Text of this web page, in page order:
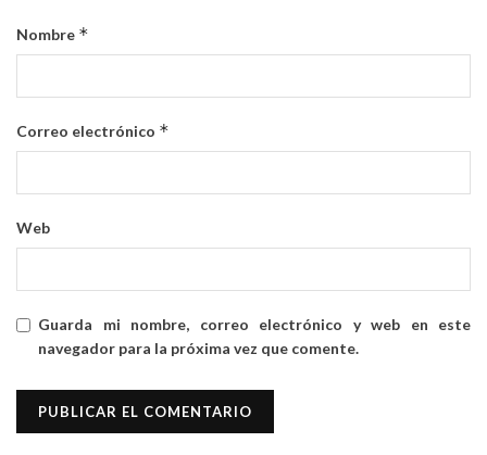
Nombre *
Correo electrónico *
Web
Guarda mi nombre, correo electrónico y web en este
navegador para la próxima vez que comente.